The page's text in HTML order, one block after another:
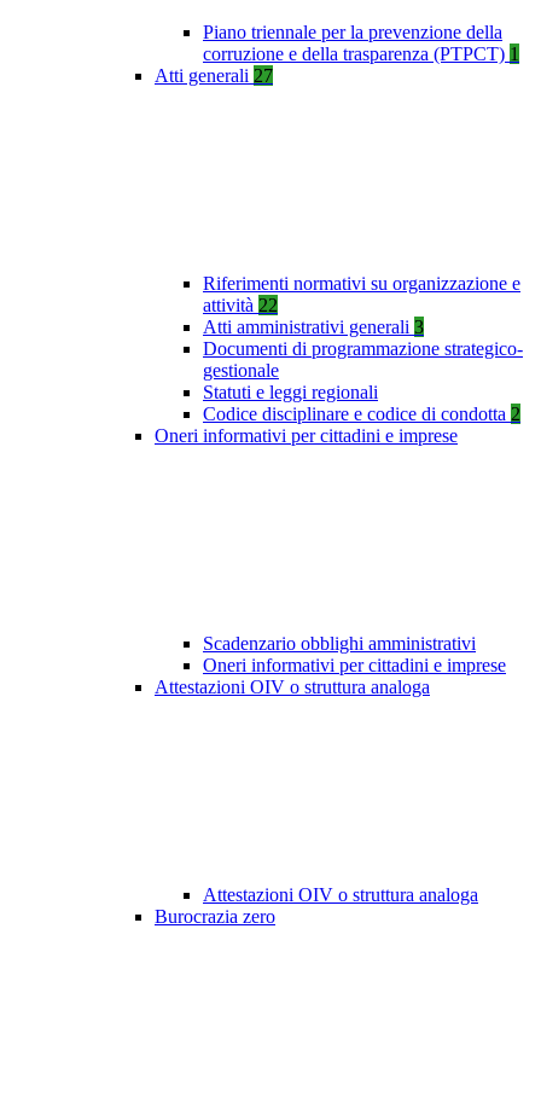
Piano triennale per la prevenzione della
corruzione e della trasparenza (PTPCT) 1
Atti generali 27
Riferimenti normativi su organizzazione e
attività 22
Atti amministrativi generali 3
Documenti di programmazione strategico-
gestionale
Statuti e leggi regionali
Codice disciplinare e codice di condotta 2
Oneri informativi per cittadini e imprese
Scadenzario obblighi amministrativi
Oneri informativi per cittadini e imprese
Attestazioni OIV o struttura analoga
Attestazioni OIV o struttura analoga
Burocrazia zero